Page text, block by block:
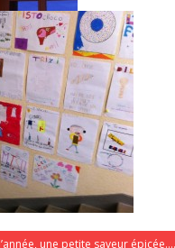
une petite saveur